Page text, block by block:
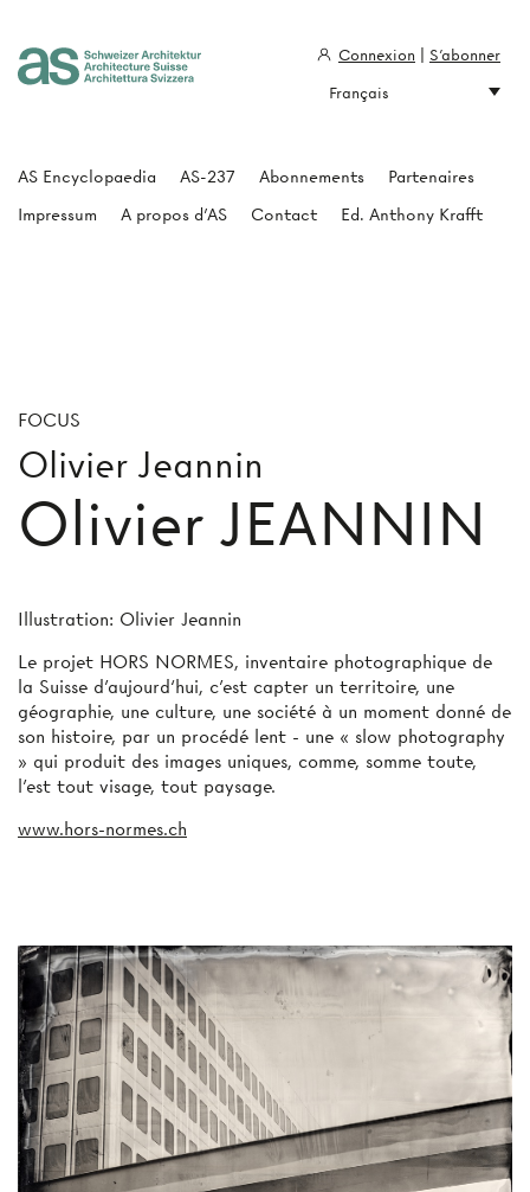
FOCUS
Olivier Jeannin
Olivier JEANNIN
Illustration: Olivier Jeannin
Le projet HORS NORMES, inventaire photographique de
la Suisse d’aujourd‘hui, c’est capter un territoire, une
géographie, une culture, une société à un moment donné de
son histoire, par un procédé lent - une « slow photography
» qui produit des images uniques, comme, somme toute,
l’est tout visage, tout paysage.
www.hors-normes.ch
AS Encyclopaedia AS-237 Abonnements
Partenaires
Impressum
A propos d'AS Contact Ed. Anthony Krafft
Connexion
S'abonner
Français